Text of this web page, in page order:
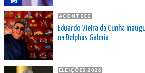
ACONTECE
Eduardo Vieira da Cunha
na Delphus Galeria
ELEIÇÕES 2026